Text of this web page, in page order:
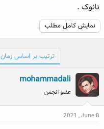
نانوک .
نمایش کامل مطلب
ترتیب بر اساس زمان
mohammadali
عضو انجمن
2021 , June 8